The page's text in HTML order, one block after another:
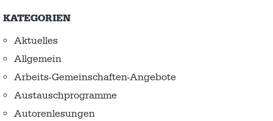
KATEGORIEN
Aktuelles
Allgemein
Arbeits-Gemeinschaften-Angebote
Austausch­programme
Autorenlesungen